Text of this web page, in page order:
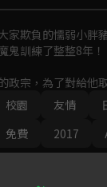
家欺負的懦弱小胖
鬼訓練了整整8年！
政宗，為了對給他
復仇，改了原本的
的發展後，加上小
底是誰會先馳得點
校園 友情
免費 2017